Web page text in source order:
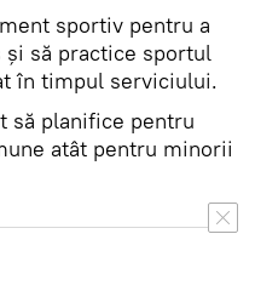
sportiv pentru a
și să practice sportul
în timpul serviciului.
să planifice pentru
atât pentru minorii